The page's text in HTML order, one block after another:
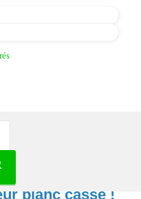
avec trois
blanc cassé !